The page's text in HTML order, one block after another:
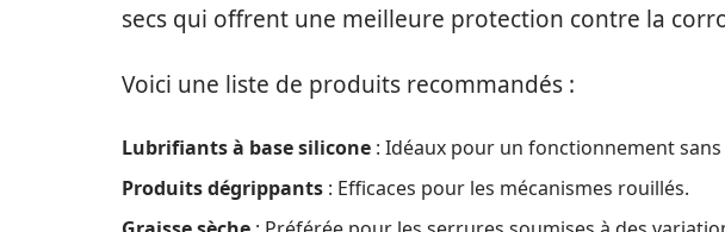
secs qui offrent une meilleure protection contre la
Voici une liste de produits recommandés :
Lubrifiants à base silicone : Idéaux pour un fonctionnement
Produits dégrippants : Efficaces pour les mécanismes rouillés.